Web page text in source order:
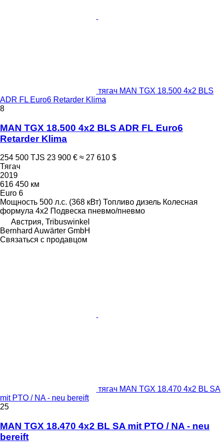
тягач MAN TGX 18.500 4x2 BLS
ADR FL Euro6 Retarder Klima
8
MAN TGX 18.500 4x2 BLS ADR FL Euro6
Retarder Klima
254 500 TJS 23 900 € ≈ 27 610 $
Тягач
2019
616 450 км
Euro 6
Мощность 500 л.с. (368 кВт) Топливо дизель Колесная
формула 4x2 Подвеска пневмо/пневмо
Австрия, Tribuswinkel
Bernhard Auwärter GmbH
Связаться с продавцом
тягач MAN TGX 18.470 4x2 BL SA
mit PTO / NA - neu bereift
25
MAN TGX 18.470 4x2 BL SA mit PTO / NA - neu
bereift